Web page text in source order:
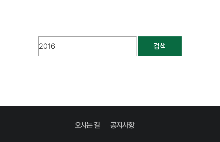
검색
오시는 길 공지사항